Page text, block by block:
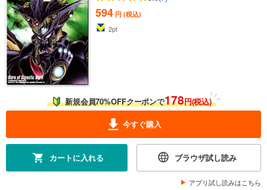
594 円 (税込)
2pt
新規会員70%OFFクーポンで178円(税込)
今すぐ購入
カートに入れる ブラウザ試し読み
アプリ試し読みはこちら
強殖装甲ガイバー 4巻
594 円 (税込)
強殖装甲ガイバー 5巻
594円 (税込)
試し読み
あらすじを表示する